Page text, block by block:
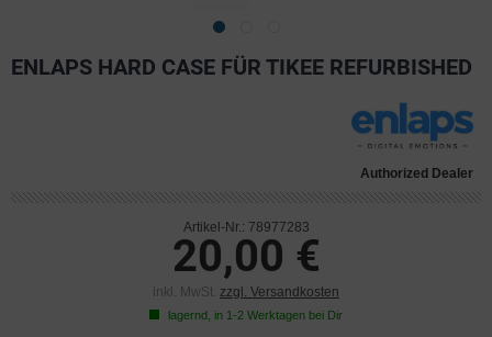
ENLAPS HARD CASE FÜR TIKEE REFURBISHED
Authorized Dealer
Artikel-Nr.: 78977283
20,00 €
inkl. MwSt. zzgl. Versandkosten
lagernd, in 1-2 Werktagen bei Dir